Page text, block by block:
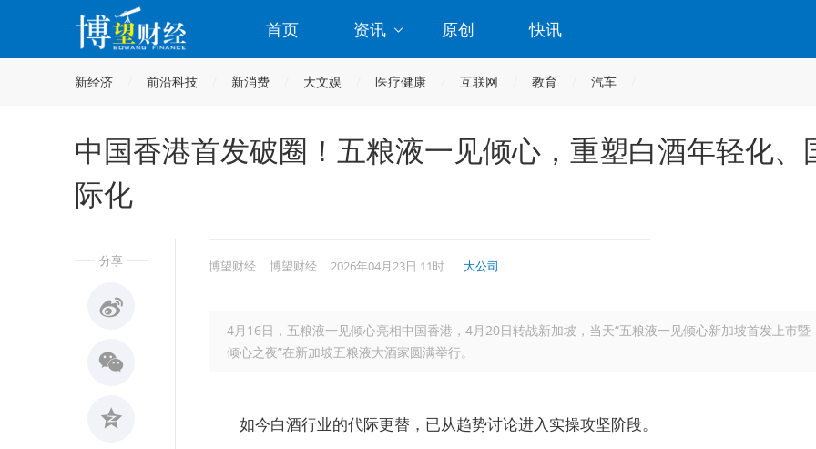
首页 资讯 原创 快讯
新经济 前沿科技 新消费 大文娱 医疗健康 互联网 教育 汽车
中国香港首发破圈！五粮液一见倾心，重塑白酒年轻化、
际化
分享 博望财经 博望财经 2026年04月23日 11时 大公司
4月16日，五粮液一见倾心亮相中国香港，4月20日转战新加坡，当天“五粮液一见倾心新加坡首发上市暨
倾心之夜”在新加坡五粮液大酒家圆满举行。
如今白酒行业的代际更替，已从趋势讨论进入实操攻坚阶段。